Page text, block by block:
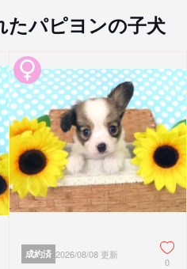
たパピヨンの子犬
成約済 2026/08/08 更新
0